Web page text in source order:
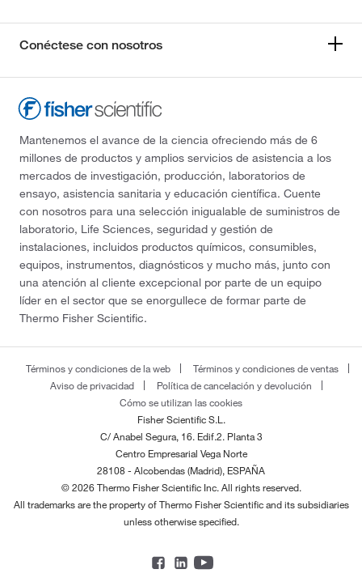
Conéctese con nosotros
Mantenemos el avance de la ciencia ofreciendo más de 6
millones de productos y amplios servicios de asistencia a los
mercados de investigación, producción, laboratorios de
ensayo, asistencia sanitaria y educación científica. Cuente
con nosotros para una selección inigualable de suministros de
laboratorio, Life Sciences, seguridad y gestión de
instalaciones, incluidos productos químicos, consumibles,
equipos, instrumentos, diagnósticos y mucho más, junto con
una atención al cliente excepcional por parte de un equipo
líder en el sector que se enorgullece de formar parte de
Thermo Fisher Scientific.
Términos y condiciones de la web
Términos y condiciones de ventas
Aviso de privacidad
Política de cancelación y devolución
Cómo se utilizan las cookies
Fisher Scientific S.L.
C/ Anabel Segura, 16. Edif.2. Planta 3
Centro Empresarial Vega Norte
28108 - Alcobendas (Madrid), ESPAÑA
© 2026 Thermo Fisher Scientific Inc. All rights reserved.
All trademarks are the property of Thermo Fisher Scientific and its subsidiaries
unless otherwise specified.